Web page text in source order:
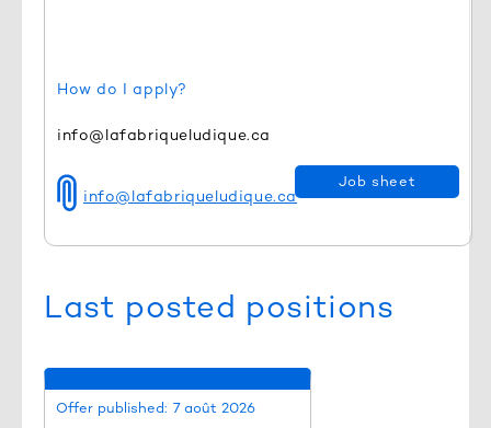
How do I apply?
info@lafabriqueludique.ca
info@lafabriqueludique.ca
Job sheet
Last posted positions
Offer published: 7 août 2026